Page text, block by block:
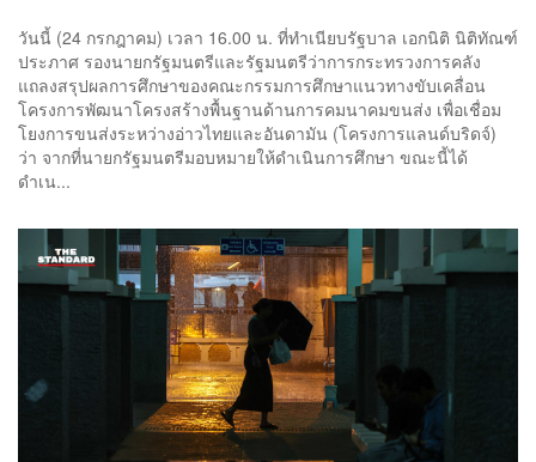
วันนี้ (24 กรกฎาคม) เวลา 16.00 น. ที่ทำเนียบรัฐบาล เอกนิติ นิติทัณฑ์
ประภาศ รองนายกรัฐมนตรีและรัฐมนตรีว่าการกระทรวงการคลัง
แถลงสรุปผลการศึกษาของคณะกรรมการศึกษาแนวทางขับเคลื่อน
โครงการพัฒนาโครงสร้างพื้นฐานด้านการคมนาคมขนส่ง เพื่อเชื่อม
โยงการขนส่งระหว่างอ่าวไทยและอันดามัน (โครงการแลนด์บริดจ์)
ว่า จากที่นายกรัฐมนตรีมอบหมายให้ดำเนินการศึกษา ขณะนี้ได้
ดำเน...